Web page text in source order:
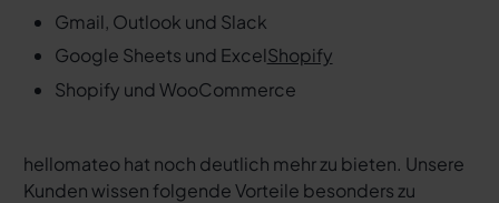
Gmail, Outlook und Slack
Google Sheets und ExcelShopify
Shopify und WooCommerce
hellomateo hat noch deutlich mehr zu bieten. Unsere
Kunden wissen folgende Vorteile besonders zu